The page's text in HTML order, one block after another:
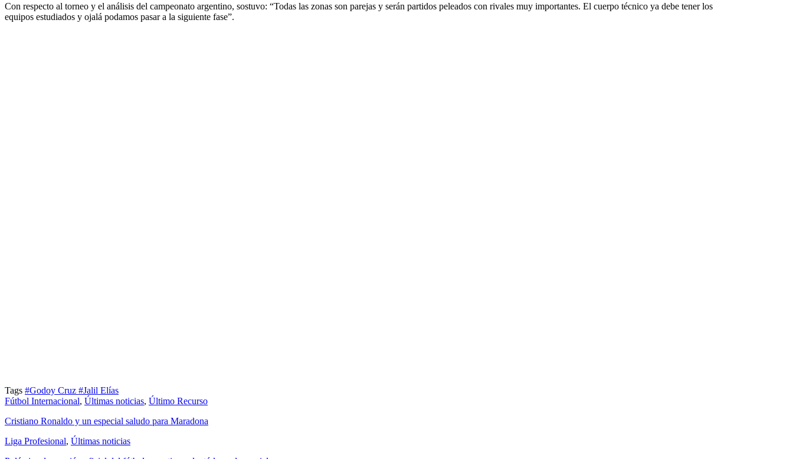
Con respecto al torneo y el análisis del campeonato argentino, sostuvo: “Todas las zonas son parejas y serán partidos peleados con rivales muy importantes. El cuerpo técnico ya debe tener los
equipos estudiados y ojalá podamos pasar a la siguiente fase”.
Tags #Godoy Cruz #Jalil Elías
Fútbol Internacional, Últimas noticias, Último Recurso
Cristiano Ronaldo y un especial saludo para Maradona
Liga Profesional, Últimas noticias